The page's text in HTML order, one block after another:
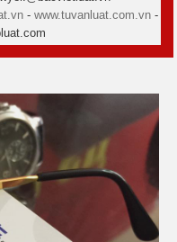
- www.tuvanluat.com.vn -